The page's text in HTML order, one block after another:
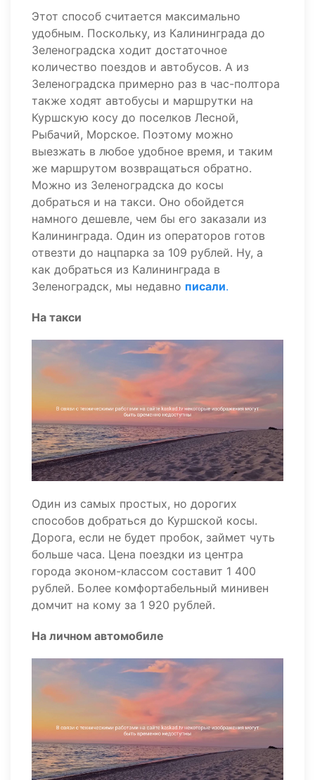
Этот способ считается максимально
удобным. Поскольку, из Калининграда до
Зеленоградска ходит достаточное
количество поездов и автобусов. А из
Зеленоградска примерно раз в час-полтора
также ходят автобусы и маршрутки на
Куршскую косу до поселков Лесной,
Рыбачий, Морское. Поэтому можно
выезжать в любое удобное время, и таким
же маршрутом возвращаться обратно.
Можно из Зеленоградска до косы
добраться и на такси. Оно обойдется
намного дешевле, чем бы его заказали из
Калининграда. Один из операторов готов
отвезти до нацпарка за 109 рублей. Ну, а
как добраться из Калининграда в
Зеленоградск, мы недавно писали.
На такси
Один из самых простых, но дорогих
способов добраться до Куршской косы.
Дорога, если не будет пробок, займет чуть
больше часа. Цена поездки из центра
города эконом-классом составит 1 400
рублей. Более комфортабельный минивен
домчит на кому за 1 920 рублей.
На личном автомобиле